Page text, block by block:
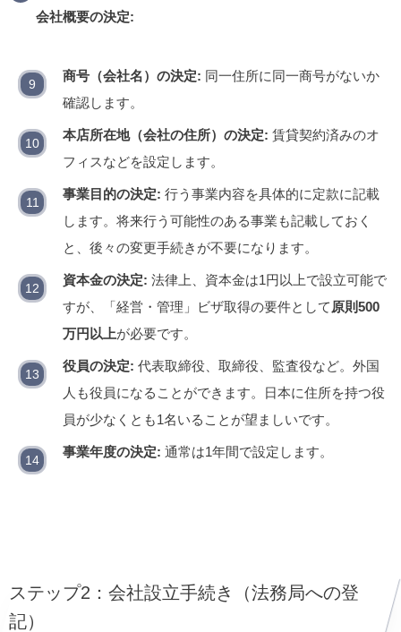
会社概要の決定:
商号（会社名）の決定: 同一住所に同一商号がないか
確認します。
本店所在地（会社の住所）の決定: 賃貸契約済みのオ
フィスなどを設定します。
事業目的の決定: 行う事業内容を具体的に定款に記載
します。将来行う可能性のある事業も記載しておく
と、後々の変更手続きが不要になります。
資本金の決定: 法律上、資本金は1円以上で設立可能で
すが、「経営・管理」ビザ取得の要件として 原則500
万円以上が必要です。
役員の決定: 代表取締役、取締役、監査役など。外国
人も役員になることができます。日本に住所を持つ役
員が少なくとも1名いることが望ましいです。
事業年度の決定: 通常は1年間で設定します。
ステップ2：会社設立手続き（法務局への登
記）